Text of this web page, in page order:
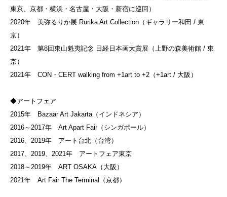
東京、京都・横浜・名古屋・大阪・新宿に巡回）
2020年 美弥るりか展 Rurika Art Collection（ギャラリー和田 / 東
京）
2021年 第8回東山魁夷記念 日経日本画大賞展（上野の森美術館 / 東
京）
2021年 CON・CERT walking from +1art to +2（+1art / 大阪）
◆アートフェア
2015年 Bazaar Art Jakarta（インドネシア）
2016～2017年 Art Apart Fair（シンガポール）
2016、2019年 アート台北（台湾）
2017、2019、2021年 アートフェア東京
2018～2019年 ART OSAKA（大阪）
2021年 Art Fair The Terminal（京都）